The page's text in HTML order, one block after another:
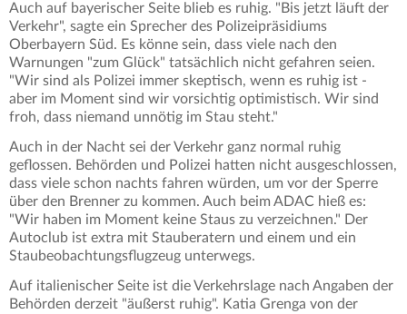
Auch auf bayerischer Seite blieb es ruhig. "Bis jetzt läuft der
Verkehr", sagte ein Sprecher des Polizeipräsidiums
Oberbayern Süd. Es könne sein, dass viele nach den
Warnungen "zum Glück" tatsächlich nicht gefahren seien.
"Wir sind als Polizei immer skeptisch, wenn es ruhig ist -
aber im Moment sind wir vorsichtig optimistisch. Wir sind
froh, dass niemand unnötig im Stau steht."
Auch in der Nacht sei der Verkehr ganz normal ruhig
geflossen. Behörden und Polizei hatten nicht ausgeschlossen,
dass viele schon nachts fahren würden, um vor der Sperre
über den Brenner zu kommen. Auch beim ADAC hieß es:
"Wir haben im Moment keine Staus zu verzeichnen." Der
Autoclub ist extra mit Stauberatern und einem und ein
Staubeobachtungsflugzeug unterwegs.
Auf italienischer Seite ist die Verkehrslage nach Angaben der
Behörden derzeit "äußerst ruhig". Katia Grenga von der